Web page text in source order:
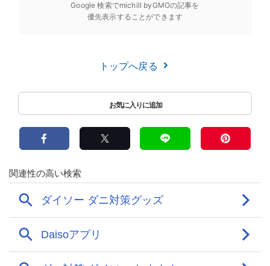
Google 検索でmichill byGMOの記事を
優先表示することができます
トップへ戻る